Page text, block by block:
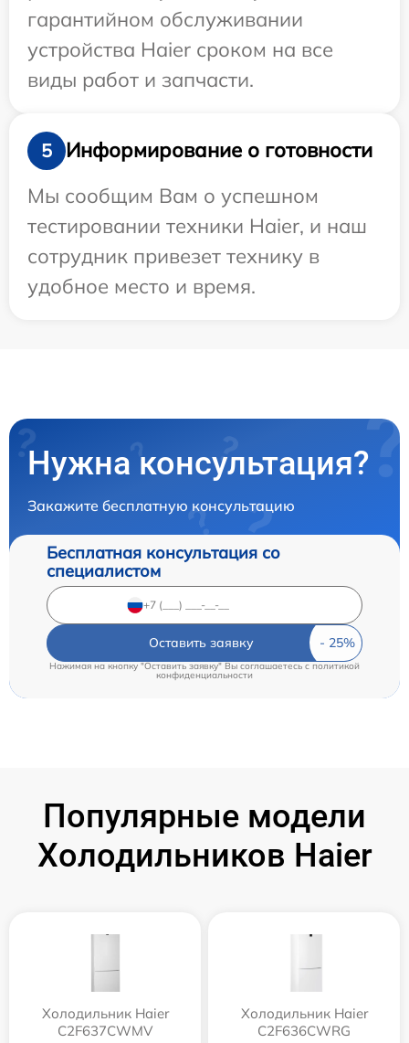
гарантийном обслуживании
устройства Haier сроком на все
виды работ и запчасти.
5
Информирование о готовности
Мы сообщим Вам о успешном
тестировании техники Haier, и наш
сотрудник привезет технику в
удобное место и время.
Нужна консультация?
Закажите бесплатную консультацию
Бесплатная консультация со
специалистом
Оставить заявку
Нажимая на кнопку "Оставить заявку" Вы соглашаетесь cполитикой
конфиденциальности
Популярные модели
Холодильников Haier
Холодильник Haier
C2F637CWMV
Холодильник Haier
C2F636CWRG